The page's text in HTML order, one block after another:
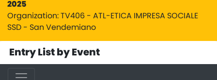
2025
Organization: TV406 - ATL-ETICA IMPRESA SOCIALE
SSD - San Vendemiano
Entry List by Event